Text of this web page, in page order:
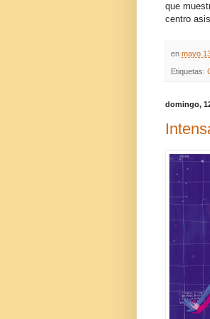
que
centro
en mayo
Etiquetas:
domingo,